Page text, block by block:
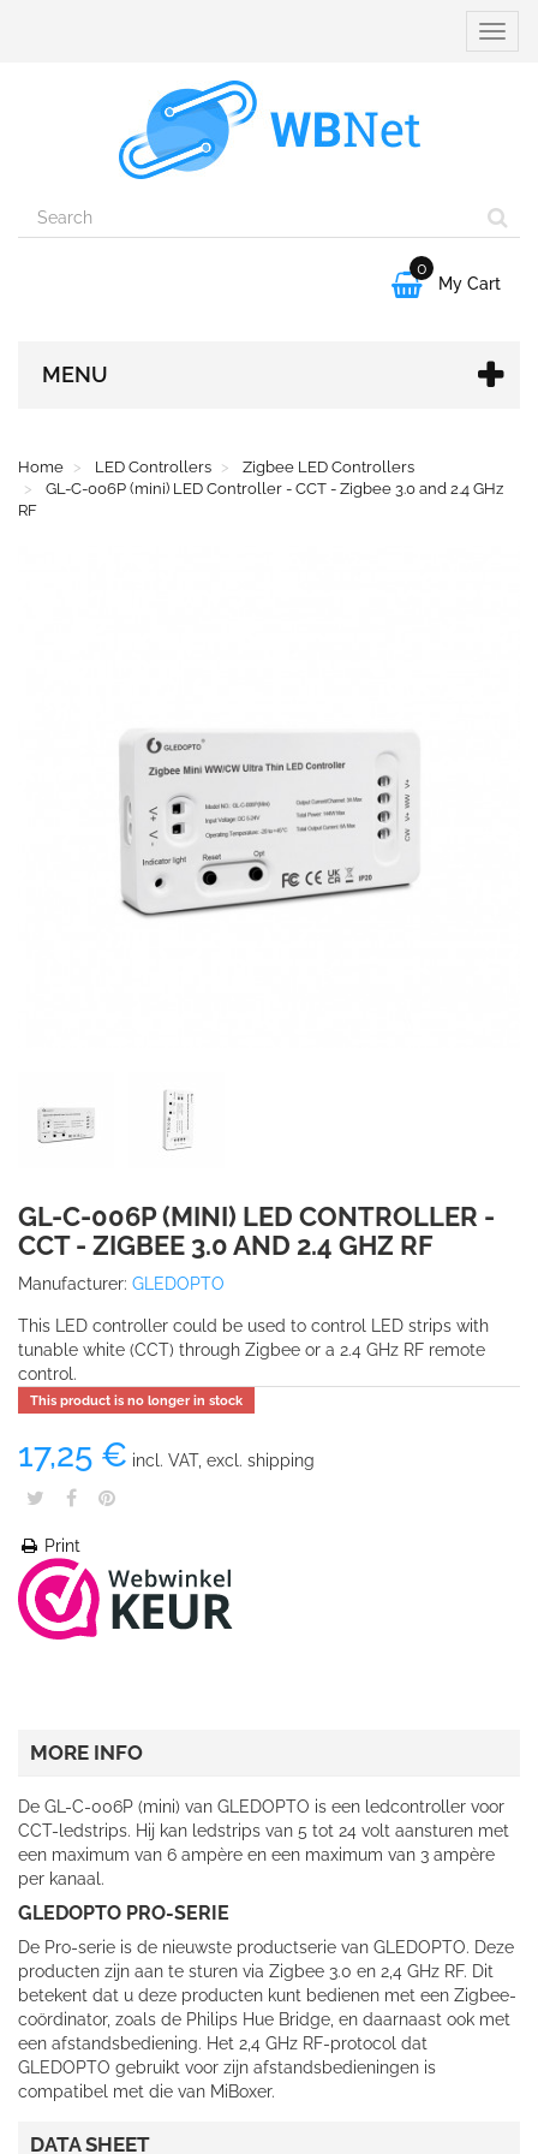
Toggle

0
My Cart
MENU
Home LED Controllers
Zigbee LED Controllers
GL-C-006P (mini) LED Controller - CCT - Zigbee 3.0 and 2.4 GHz
RF
GL-C-006P (MINI) LED CONTROLLER -
CCT - ZIGBEE 3.0 AND 2.4 GHZ RF
Manufacturer: GLEDOPTO
This LED controller could be used to control LED strips with
tunable white (CCT) through Zigbee or a 2.4 GHz RF remote
control.
This product is no longer in stock
17,25 € incl. VAT, excl. shipping
Print
MORE INFO
De GL-C-006P (mini) van GLEDOPTO is een ledcontroller voor
CCT-ledstrips. Hij kan ledstrips van 5 tot 24 volt aansturen met
een maximum van 6 ampère en een maximum van 3 ampère
per kanaal.
GLEDOPTO PRO-SERIE
De Pro-serie is de nieuwste productserie van GLEDOPTO. Deze
producten zijn aan te sturen via Zigbee 3.0 en 2,4 GHz RF. Dit
betekent dat u deze producten kunt bedienen met een Zigbee-
coördinator, zoals de Philips Hue Bridge, en daarnaast ook met
een afstandsbediening. Het 2,4 GHz RF-protocol dat
GLEDOPTO gebruikt voor zijn afstandsbedieningen is
compatibel met die van MiBoxer.
DATA SHEET